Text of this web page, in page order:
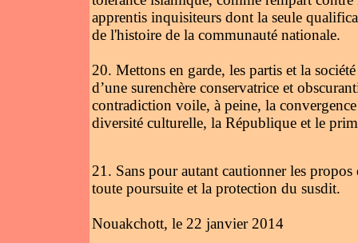
apprentis inquisiteurs dont la seule
de l'histoire de la communauté nationale.
20. Mettons en garde, les partis et la
d’une surenchère conservatrice et
contradiction voile, à peine, la
diversité culturelle, la République et le
21. Sans pour autant cautionner les
toute poursuite et la protection du susdit.
Nouakchott, le 22 janvier 2014